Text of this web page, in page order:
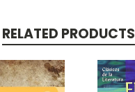
RELATED PRODUCTS